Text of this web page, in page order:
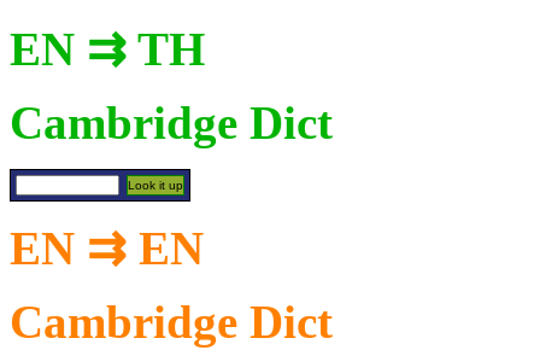
EN ⇉ TH
Cambridge Dict
EN ⇉ EN
Cambridge Dict